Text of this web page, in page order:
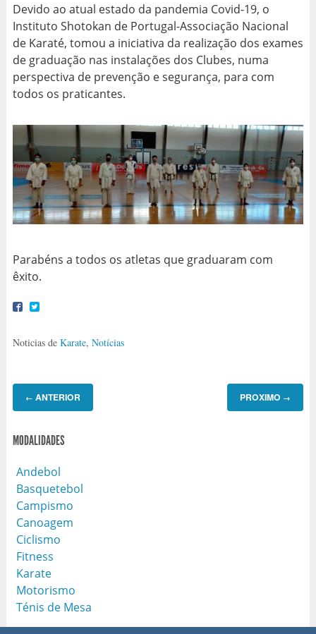
Devido ao atual estado da pandemia Covid-19, o
Instituto Shotokan de Portugal-Associação Nacional
de Karaté, tomou a iniciativa da realização dos exames
de graduação nas instalações dos Clubes, numa
perspectiva de prevenção e segurança, para com
todos os praticantes.
Parabéns a todos os atletas que graduaram com
êxito.
Noticias de Karate, Notícias
← ANTERIOR PROXIMO →
MODALIDADES
Andebol
Basquetebol
Campismo
Canoagem
Ciclismo
Fitness
Karate
Motorismo
Ténis de Mesa